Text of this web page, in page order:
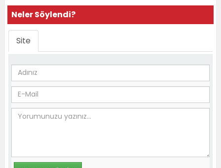
Neler Söylendi?
Site